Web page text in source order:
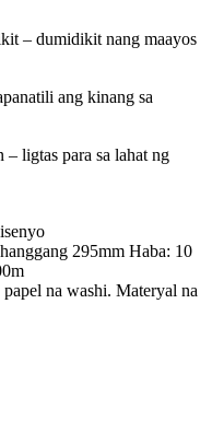
– dumidikit nang maayos
ang kinang sa
ligtas para sa lahat ng
295mm Haba: 10
na washi. Materyal na